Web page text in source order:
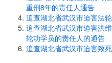
重刑8年的责任人通告
追查湖北省武汉市迫害法
追查湖北省武汉市迫害洪
轮功学员的责任人的通告
追查湖北省武汉市迫害致